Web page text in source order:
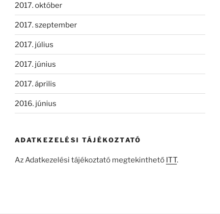
2017. október
2017. szeptember
2017. július
2017. június
2017. április
2016. június
ADATKEZELÉSI TÁJÉKOZTATÓ
Az Adatkezelési tájékoztató megtekinthető ITT.